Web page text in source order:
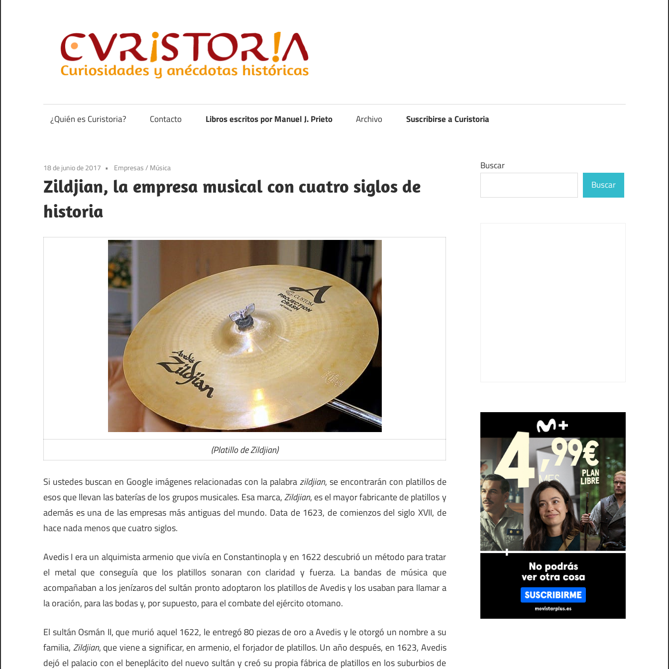
contenido
anécdotas
de
¿Quién es Curistoria? Contacto Libros escritos por Manuel J. Prieto Archivo Suscribirse a Curistoria
18 de junio de 2017 Empresas/ Música
Zildjian, la empresa musical con cuatro siglos de
historia
(Platillo de Zildjian)
Si ustedes buscan en Google imágenes relacionadas con la palabrazildjian, se encontrarán con platillos de
esos que llevan las baterías de los grupos musicales. Esa marca,Zildjian, es el mayor fabricante de platillos y
además es una de las empresas más antiguas del mundo. Data de 1623, de comienzos del siglo XVII, de
hace nada menos que cuatro siglos.
Avedis I era un alquimista armenio que vivía en Constantinopla y en 1622 descubrió un método para tratar
el metal que conseguía que los platillos sonaran con claridad y fuerza. La bandas de música que
acompañaban a los jenízaros del sultán pronto adoptaron los platillos de Avedis y los usaban para llamar a
la oración, para las bodas y, por supuesto, para el combate del ejército otomano.
El sultán Osmán II, que murió aquel 1622, le entregó 80 piezas de oro a Avedis y le otorgó un nombre a su
familia, Zildjian, que viene a significar, en armenio, el forjador de platillos. Un año después, en 1623, Avedis
dejó el palacio con el beneplácito del nuevo sultán y creó su propia fábrica de platillos en los suburbios de
Buscar
Buscar